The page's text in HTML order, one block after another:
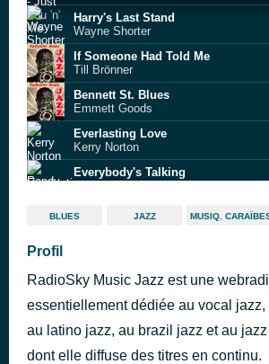
Harry's Last Stand
Wayne Shorter
If Someone Had Told Me
Till Brönner
Bennett St. Blues
Emmett Goods
Everlasting Love
Kerry Norton
Everybody's Talking
Back at the Chicken Shack
Taking a Chance on Love
Stéphane Grappelli
Route 66
The Manhattan Transfer
BLUES JAZZ MUSIQ.
Profil
RadioSky Music Jazz est une
essentiellement dédiée au vocal jazz,
au latino jazz, au brazil jazz et au
dont elle diffuse des titres en continu.